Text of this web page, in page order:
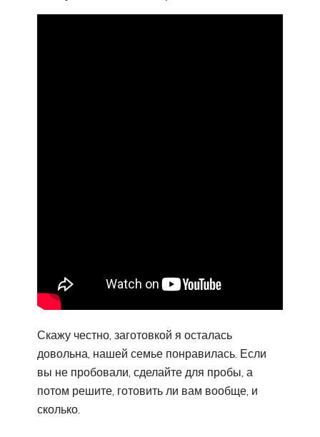
Скажу честно, заготовкой я осталась
довольна, нашей семье понравилась. Если
вы не пробовали, сделайте для пробы, а
потом решите, готовить ли вам вообще, и
сколько.